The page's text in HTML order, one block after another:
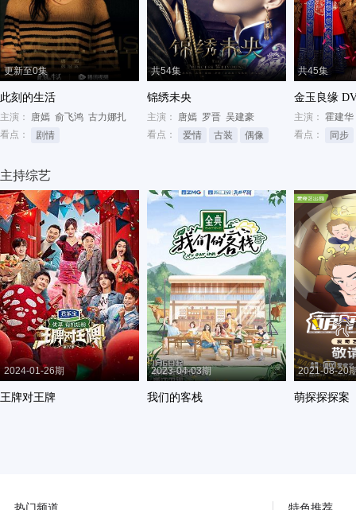
更新至0集
此刻的生活
主演： 唐嫣 俞飞鸿 古力娜扎
看点：
剧情
共54集
锦绣未央
主演： 唐嫣 罗晋 吴建豪
看点：
爱情 古装 偶像
共45集
金玉良缘
主演： 霍建华
看点：
同步
主持综艺
2024-01-26期
王牌对王牌
2023-04-03期
我们的客栈
2021-08-20
萌探探探案